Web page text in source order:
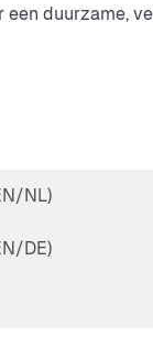
duurzame,
NL)
DE)